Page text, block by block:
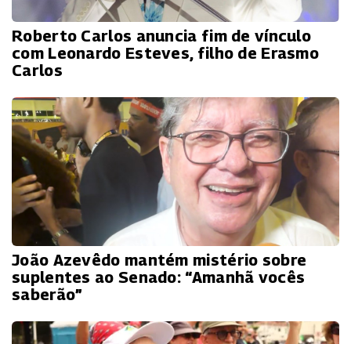
Roberto Carlos anuncia fim de vínculo
com Leonardo Esteves, filho de Erasmo
Carlos
João Azevêdo mantém mistério sobre
suplentes ao Senado: “Amanhã vocês
saberão”